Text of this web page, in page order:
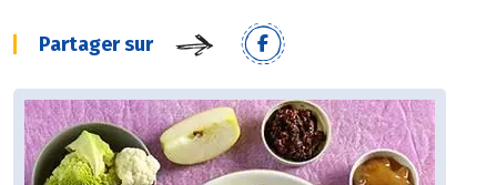
Partager sur